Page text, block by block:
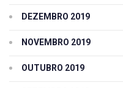
DEZEMBRO 2019
NOVEMBRO 2019
OUTUBRO 2019